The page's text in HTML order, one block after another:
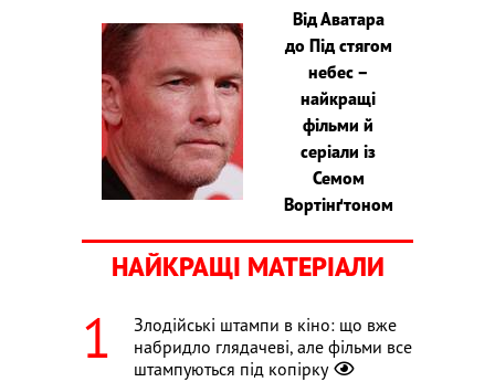
Від Аватара
до Під стягом
небес –
найкращі
фільми й
серіали із
Семом
Вортінґтоном
НАЙКРАЩІ МАТЕРІАЛИ
Злодійські штампи в кіно: що вже
набридло глядачеві, але фільми все
штампуються під копірку